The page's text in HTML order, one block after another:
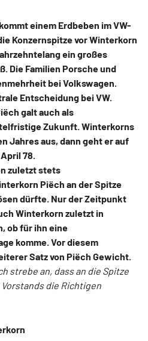
einem Erdbeben im VW-
Konzernspitze vor Winterkorn
ein großes
Die Familien Porsche und
bei Volkswagen.
Entscheidung bei VW.
galt auch als
Zukunft. Winterkorns
Jahres aus, dann geht er auf
78.
zuletzt stets
Piëch an der Spitze
dürfte. Nur der Zeitpunkt
Winterkorn zuletzt in
ob für ihn eine
komme. Vor diesem
Satz von Piëch Gewicht.
strebe an, dass an die Spitze
die Richtigen